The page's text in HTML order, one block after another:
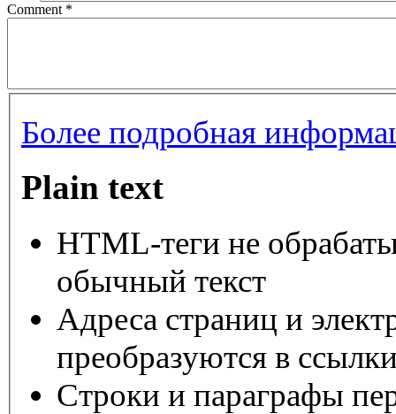
Comment *
Более подробная
Plain text
HTML-теги не
обычный текст
Адреса страниц и
преобразуются в
Строки и параграфы